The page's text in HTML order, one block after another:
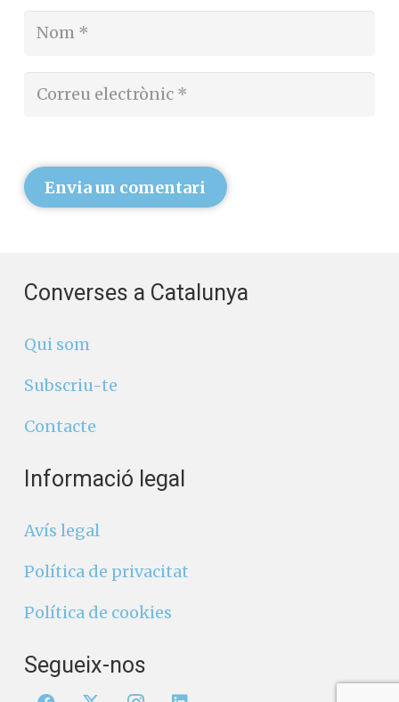
Envia un comentari
Converses a Catalunya
Qui som
Subscriu-te
Contacte
Informació legal
Avís legal
Política de privacitat
Política de cookies
Segueix-nos